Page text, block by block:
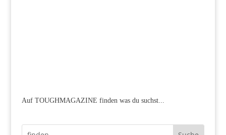
Auf TOUGHMAGAZINE finden was du suchst...